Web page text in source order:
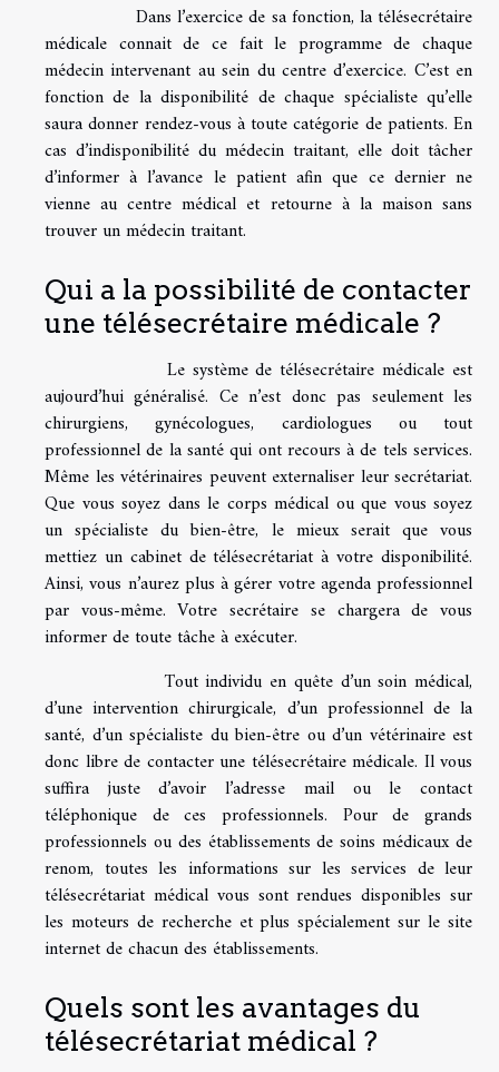
Dans l’exercice de sa fonction, la télésecrétaire
médicale connait de ce fait le programme de chaque
médecin intervenant au sein du centre d’exercice. C’est en
fonction de la disponibilité de chaque spécialiste qu’elle
saura donner rendez-vous à toute catégorie de patients. En
cas d’indisponibilité du médecin traitant, elle doit tâcher
d’informer à l’avance le patient afin que ce dernier ne
vienne au centre médical et retourne à la maison sans
trouver un médecin traitant.
Qui a la possibilité de contacter
une télésecrétaire médicale ?
Le système de télésecrétaire médicale est
aujourd’hui généralisé. Ce n’est donc pas seulement les
chirurgiens, gynécologues, cardiologues ou tout
professionnel de la santé qui ont recours à de tels services.
Même les vétérinaires peuvent externaliser leur secrétariat.
Que vous soyez dans le corps médical ou que vous soyez
un spécialiste du bien-être, le mieux serait que vous
mettiez un cabinet de télésecrétariat à votre disponibilité.
Ainsi, vous n’aurez plus à gérer votre agenda professionnel
par vous-même. Votre secrétaire se chargera de vous
informer de toute tâche à exécuter.
Tout individu en quête d’un soin médical,
d’une intervention chirurgicale, d’un professionnel de la
santé, d’un spécialiste du bien-être ou d’un vétérinaire est
donc libre de contacter une télésecrétaire médicale. Il vous
suffira juste d’avoir l’adresse mail ou le contact
téléphonique de ces professionnels. Pour de grands
professionnels ou des établissements de soins médicaux de
renom, toutes les informations sur les services de leur
télésecrétariat médical vous sont rendues disponibles sur
les moteurs de recherche et plus spécialement sur le site
internet de chacun des établissements.
Quels sont les avantages du
télésecrétariat médical ?